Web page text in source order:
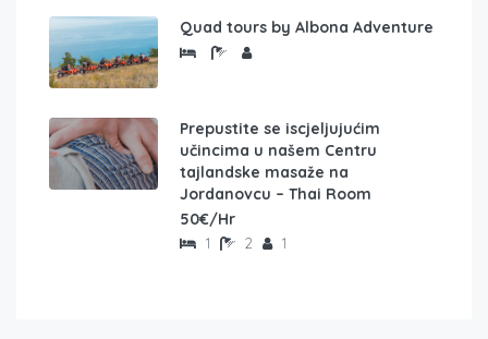
Quad tours by Albona Adventure
Prepustite se iscjeljujućim
učincima u našem Centru
tajlandske masaže na
Jordanovcu – Thai Room
50€/Hr
1 2 1